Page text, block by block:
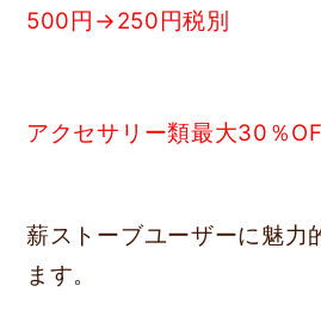
500円→250円税別
アクセサリー類最大30％
薪ストーブユーザーに魅力
ます。